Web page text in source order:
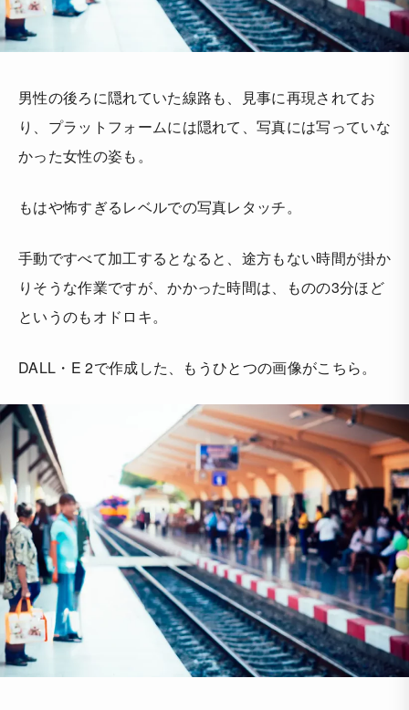
男性の後ろに隠れていた線路も、見事に再現されてお
り、プラットフォームには隠れて、写真には写っていな
かった女性の姿も。
もはや怖すぎるレベルでの写真レタッチ。
手動ですべて加工するとなると、途方もない時間が掛か
りそうな作業ですが、かかった時間は、ものの3分ほど
というのもオドロキ。
DALL・E 2で作成した、もうひとつの画像がこちら。